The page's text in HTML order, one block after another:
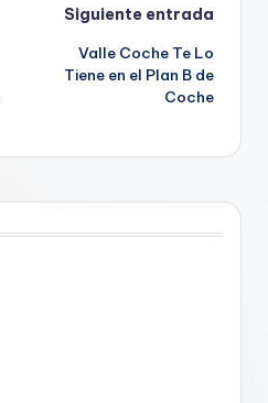
Siguiente entrada
Valle Coche Te Lo
Tiene en el Plan B de
Coche